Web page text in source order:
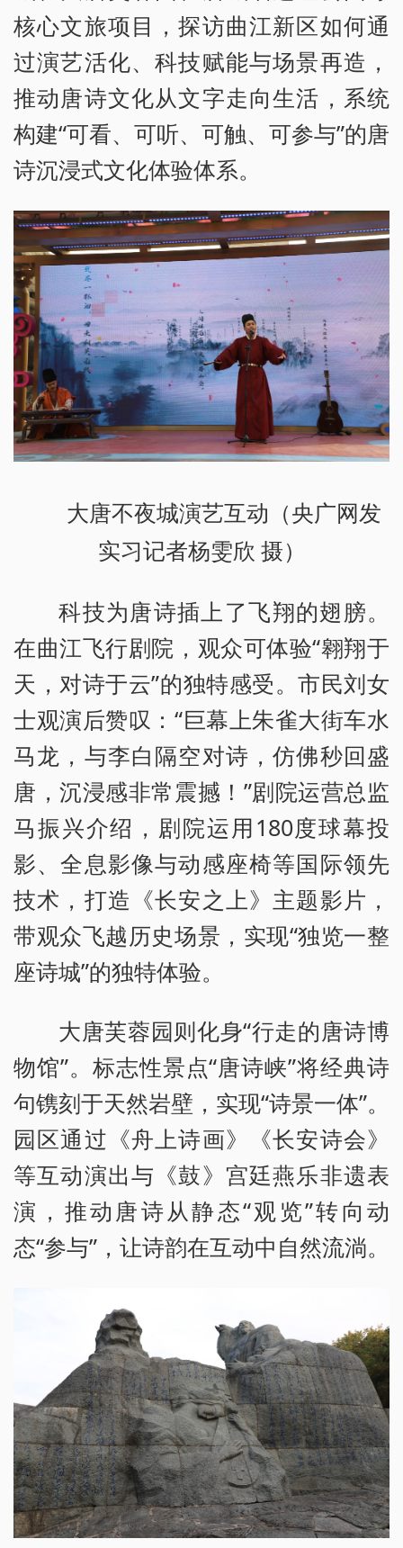
核心文旅项目，探访曲江新区如何通
过演艺活化、科技赋能与场景再造，
推动唐诗文化从文字走向生活，系统
构建“可看、可听、可触、可参与”的唐
诗沉浸式文化体验体系。
大唐不夜城演艺互动（央广网发
实习记者杨雯欣 摄）
科技为唐诗插上了飞翔的翅膀。
在曲江飞行剧院，观众可体验“翱翔于
天，对诗于云”的独特感受。市民刘女
士观演后赞叹：“巨幕上朱雀大街车水
马龙，与李白隔空对诗，仿佛秒回盛
唐，沉浸感非常震撼！”剧院运营总监
马振兴介绍，剧院运用180度球幕投
影、全息影像与动感座椅等国际领先
技术，打造《长安之上》主题影片，
带观众飞越历史场景，实现“独览一整
座诗城”的独特体验。
大唐芙蓉园则化身“行走的唐诗博
物馆”。标志性景点“唐诗峡”将经典诗
句镌刻于天然岩壁，实现“诗景一体”。
园区通过《舟上诗画》《长安诗会》
等互动演出与《鼓》 宫廷燕乐非遗表
演，推动唐诗从静态“观览”转向动
态“参与”，让诗韵在互动中自然流淌。